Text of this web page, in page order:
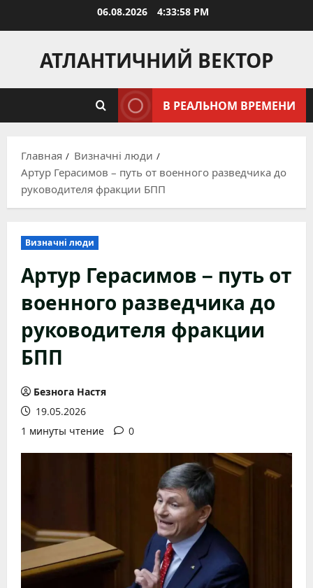
06.08.2026 4:33:59 PM
АТЛАНТИЧНИЙ ВЕКТОР
В РЕАЛЬНОМ ВРЕМЕНИ
Главная
Визначні люди
Артур Герасимов – путь от военного разведчика до
руководителя фракции БПП
Визначні люди
Артур Герасимов – путь от
военного разведчика до
руководителя фракции
БПП
Безнога Настя
19.05.2026
1 минуты чтение
0